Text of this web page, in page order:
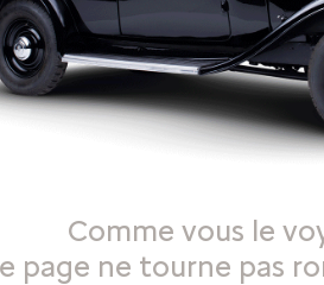
Comme vous le
page ne tourne pas